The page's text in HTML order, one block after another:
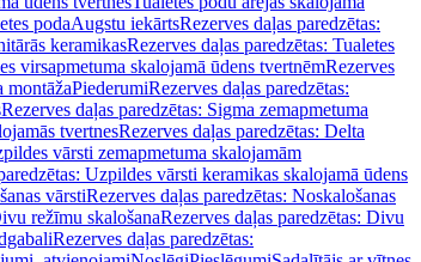
podaAugstu iekārtsRezerves daļas paredzētas:
keramikasRezerves daļas paredzētas: Tualetes
virsapmetuma skalojamā ūdens tvertnēmRezerves
montāžaPiederumiRezerves daļas paredzētas:
Rezerves daļas paredzētas: Sigma zemapmetuma
tvertnesRezerves daļas paredzētas: Delta
vārsti zemapmetuma skalojamām
Uzpildes vārsti keramikas skalojamā ūdens
vārstiRezerves daļas paredzētas: Noskalošanas
režīmu skalošanaRezerves daļas paredzētas: Divu
Rezerves daļas paredzētas: